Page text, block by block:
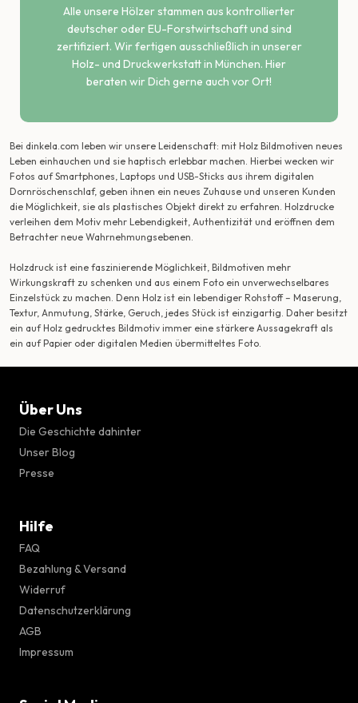
Alle unsere Hölzer stammen aus kontrollierter
deutscher oder EU-Forstwirtschaft und sind
zertifiziert. Wir fertigen ausschließlich in unserer
Holz- und Druckwerkstatt in München. Hier
beraten wir Dich gerne auch vor Ort!
Bei dinkela.com leben wir unsere Leidenschaft: mit Holz Bildmotiven neues
Leben einhauchen und sie haptisch erlebbar machen. Hierbei wecken wir
Fotos auf Smartphones, Laptops und USB-Sticks aus ihrem digitalen
Dornröschenschlaf, geben ihnen ein neues Zuhause und unseren Kunden
die Möglichkeit, sie als plastisches Objekt direkt zu erfahren. Holzdrucke
verleihen dem Motiv mehr Lebendigkeit, Authentizität und eröffnen dem
Betrachter neue Wahrnehmungsebenen.
Holzdruck ist eine faszinierende Möglichkeit, Bildmotiven mehr
Wirkungskraft zu schenken und aus einem Foto ein unverwechselbares
Einzelstück zu machen. Denn Holz ist ein lebendiger Rohstoff – Maserung,
Textur, Anmutung, Stärke, Geruch, jedes Stück ist einzigartig. Daher besitzt
ein auf Holz gedrucktes Bildmotiv immer eine stärkere Aussagekraft als
ein auf Papier oder digitalen Medien übermitteltes Foto.
Über Uns
Die Geschichte dahinter
Unser Blog
Presse
Hilfe
FAQ
Bezahlung & Versand
Widerruf
Datenschutzerklärung
AGB
Impressum